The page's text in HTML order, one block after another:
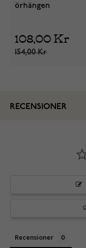
örhängen
108,00 Kr
154,00 Kr
RECENSIONER
Recensioner